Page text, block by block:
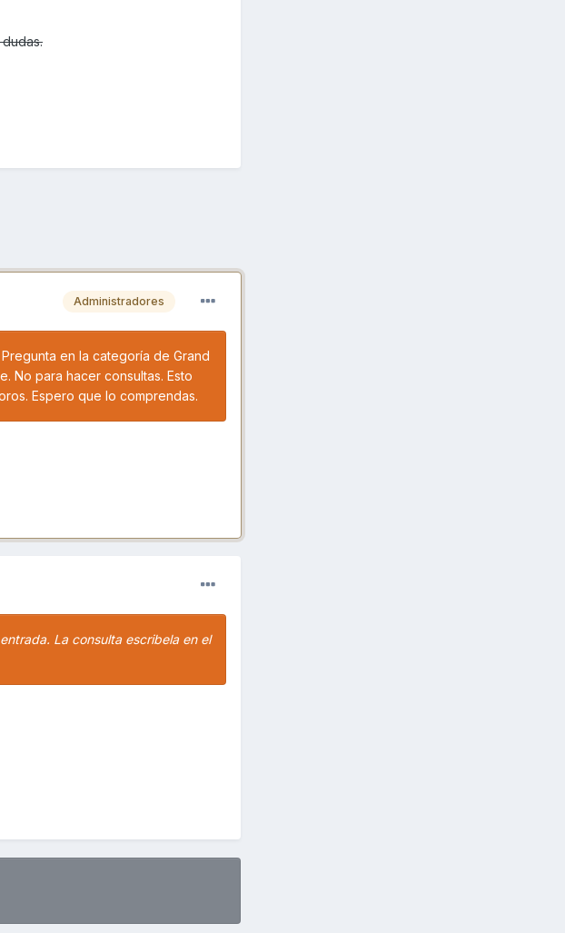
Administradores
en la categoría de Grand
No para hacer consultas. Esto
Espero que lo comprendas.
La consulta escribela en el